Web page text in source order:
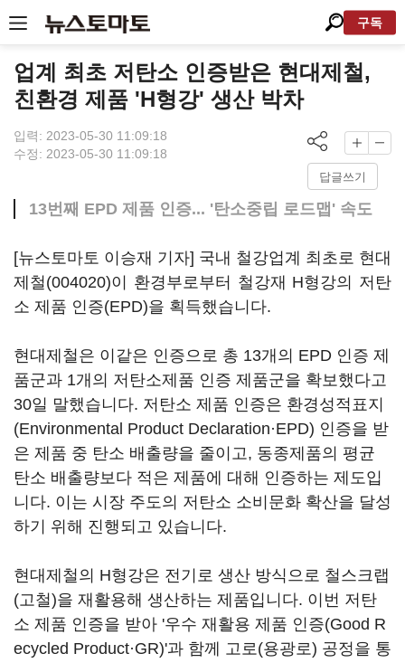
구독
업계 최초 저탄소 인증받은 현대제철,
친환경 제품 'H형강' 생산 박차
입력: 2023-05-30 11:09:18
수정: 2023-05-30 11:09:18
답글쓰기
13번째 EPD 제품 인증... '탄소중립 로드맵' 속도
[뉴스토마토 이승재 기자] 국내 철강업계 최초로 현대
제철(004020)이 환경부로부터 철강재 H형강의 저탄
소 제품 인증(EPD)을 획득했습니다.
현대제철은 이같은 인증으로 총 13개의 EPD 인증 제
품군과 1개의 저탄소제품 인증 제품군을 확보했다고
30일 말했습니다. 저탄소 제품 인증은 환경성적표지
(Environmental Product Declaration·EPD) 인증을 받
은 제품 중 탄소 배출량을 줄이고, 동종제품의 평균
탄소 배출량보다 적은 제품에 대해 인증하는 제도입
니다. 이는 시장 주도의 저탄소 소비문화 확산을 달성
하기 위해 진행되고 있습니다.
현대제철의 H형강은 전기로 생산 방식으로 철스크랩
(고철)을 재활용해 생산하는 제품입니다. 이번 저탄
소 제품 인증을 받아 '우수 재활용 제품 인증(Good R
ecycled Product·GR)'과 함께 고로(용광로) 공정을 통